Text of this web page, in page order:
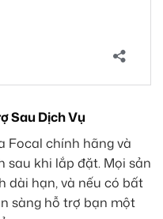
Sau Dịch Vụ
Focal chính hãng và
khi lắp đặt. Mọi sản
dài hạn, và nếu có bất
sàng hỗ trợ bạn một